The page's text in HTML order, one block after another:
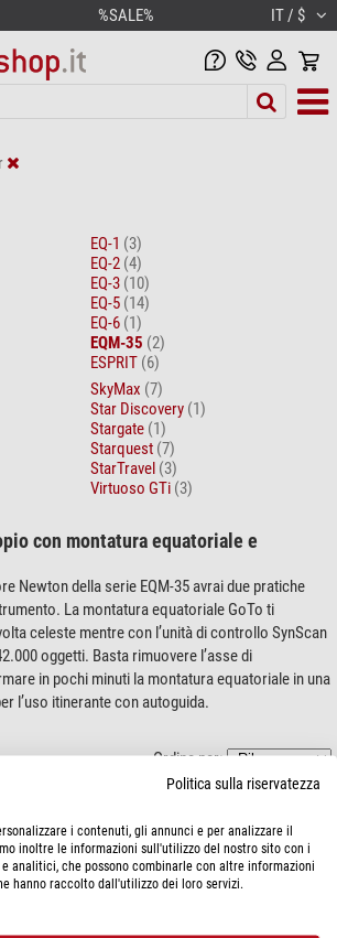
%SALE% IT / $
EQ-1 (3)
EQ-2 (4)
EQ-3 (10)
EQ-5 (14)
EQ-6 (1)
EQM-35 (2)
ESPRIT (6)
SkyMax (7)
Star Discovery (1)
Stargate (1)
Starquest (7)
StarTravel (3)
Virtuoso GTi (3)
con montatura equatoriale e
Newton della serie EQM-35 avrai due pratiche
La montatura equatoriale GoTo ti
celeste mentre con l’unità di controllo SynScan
oggetti. Basta rimuovere l’asse di
in pochi minuti la montatura equatoriale in una
l’uso itinerante con autoguida.
Ordina per:
Telescopio N 150/750 PDS Explorer BD EQM-35 PRO
SynScan GoTo
Prezzo di vendita consigliato: $ 1.534,80
Il nostro prezzo:
Politica sulla riservatezza
i contenuti, gli annunci e per analizzare il
inoltre le informazioni sull'utilizzo del nostro sito con i
analitici, che possono combinarle con altre informazioni
hanno raccolto dall'utilizzo dei loro servizi.